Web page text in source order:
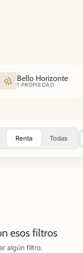
Bello Horizonte
1 PROPIEDAD
Renta Todas
esos filtros
algún filtro.